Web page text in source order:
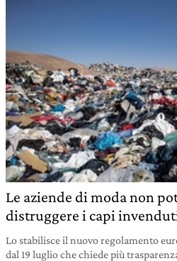
Le aziende di moda non
distruggere i capi
Lo stabilisce il nuovo regolamento
dal 19 luglio che chiede più